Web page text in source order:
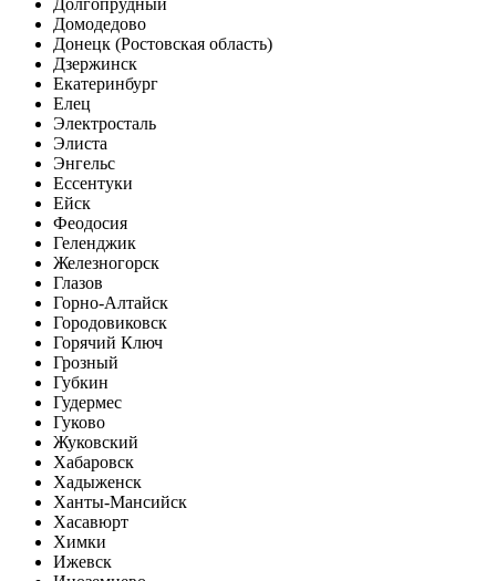
Долгопрудный
Домодедово
Донецк (Ростовская область)
Дзержинск
Екатеринбург
Елец
Электросталь
Элиста
Энгельс
Ессентуки
Ейск
Феодосия
Геленджик
Железногорск
Глазов
Горно-Алтайск
Городовиковск
Горячий Ключ
Грозный
Губкин
Гудермес
Гуково
Жуковский
Хабаровск
Хадыженск
Ханты-Мансийск
Хасавюрт
Химки
Ижевск